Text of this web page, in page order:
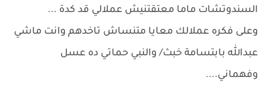
السندوتشات ماما معتقتنيش عملالي قد كدة ...
وعلى فكره عملالك معايا متنساش تاخدهم وانت ماشي
عبدالله بابتسامة خبث/ والنبي حماتي ده عسل
وفهماني....